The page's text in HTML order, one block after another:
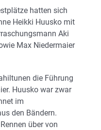
hatten sich
Heikki Huusko mit
Aki
Max Niedermaier
die Führung
Huusko war zwar
im
den Bändern.
über von